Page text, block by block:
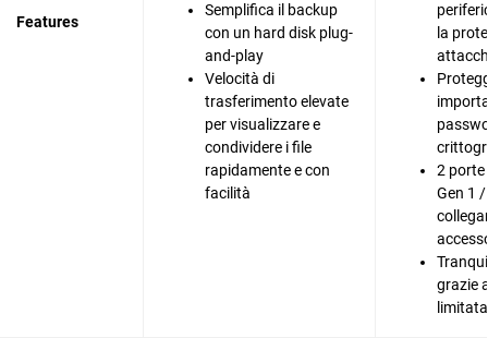
Features
Semplifica il backup
con un hard disk plug-
and-play
Velocità di
trasferimento elevate
per visualizzare e
condividere i file
rapidamente e con
facilità
la
2 porte
Gen 1
grazie